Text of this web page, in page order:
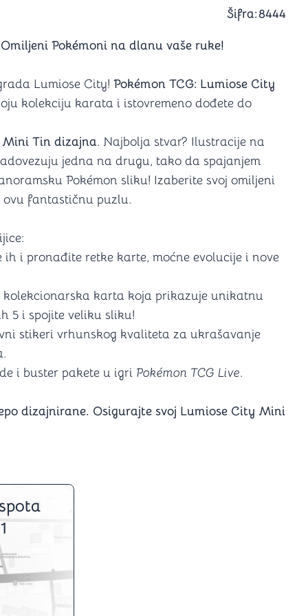
Šifra:8444
Pokémoni na dlanu vaše ruke!
Lumiose City! Pokémon TCG: Lumiose City
kolekciju karata i istovremeno dođete do
Tin dizajna. Najbolja stvar? Ilustracije na
jedna na drugu, tako da spajanjem
Pokémon sliku! Izaberite svoj omiljeni
fantastičnu puzlu.
ih i pronađite retke karte, moćne evolucije i nove
kolekcionarska karta koja prikazuje unikatnu
5 i spojite veliku sliku!
stikeri vrhunskog kvaliteta za ukrašavanje
i buster pakete u igri Pokémon TCG Live.
dizajnirane. Osigurajte svoj Lumiose City Mini